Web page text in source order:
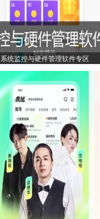
系统监控与硬件管理软件专区